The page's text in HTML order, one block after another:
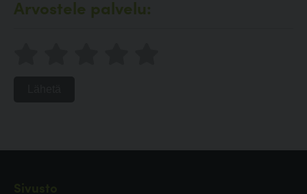
Arvostele palvelu: